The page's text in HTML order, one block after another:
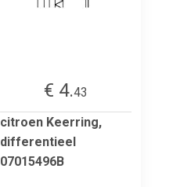
€ 4.43
citroen Keerring,
differentieel
07015496B